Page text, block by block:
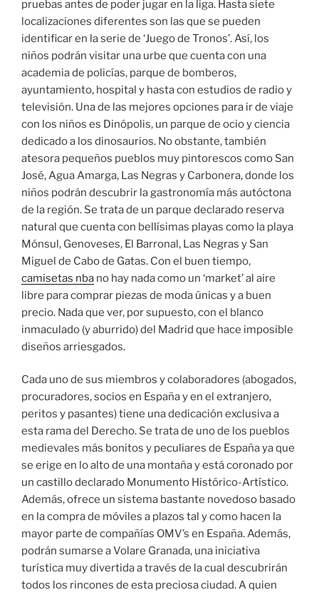
pruebas antes de poder jugar en la liga. Hasta siete
localizaciones diferentes son las que se pueden
identificar en la serie de ‘Juego de Tronos’. Así, los
niños podrán visitar una urbe que cuenta con una
academia de policías, parque de bomberos,
ayuntamiento, hospital y hasta con estudios de radio y
televisión. Una de las mejores opciones para ir de viaje
con los niños es Dinópolis, un parque de ocio y ciencia
dedicado a los dinosaurios. No obstante, también
atesora pequeños pueblos muy pintorescos como San
José, Agua Amarga, Las Negras y Carbonera, donde los
niños podrán descubrir la gastronomía más autóctona
de la región. Se trata de un parque declarado reserva
natural que cuenta con bellísimas playas como la playa
Mónsul, Genoveses, El Barronal, Las Negras y San
Miguel de Cabo de Gatas. Con el buen tiempo,
camisetas nba no hay nada como un ‘market’ al aire
libre para comprar piezas de moda únicas y a buen
precio. Nada que ver, por supuesto, con el blanco
inmaculado (y aburrido) del Madrid que hace imposible
diseños arriesgados.
Cada uno de sus miembros y colaboradores (abogados,
procuradores, socios en España y en el extranjero,
peritos y pasantes) tiene una dedicación exclusiva a
esta rama del Derecho. Se trata de uno de los pueblos
medievales más bonitos y peculiares de España ya que
se erige en lo alto de una montaña y está coronado por
un castillo declarado Monumento Histórico-Artístico.
Además, ofrece un sistema bastante novedoso basado
en la compra de móviles a plazos tal y como hacen la
mayor parte de compañías OMV’s en España. Además,
podrán sumarse a Volare Granada, una iniciativa
turística muy divertida a través de la cual descubrirán
todos los rincones de esta preciosa ciudad. A quien